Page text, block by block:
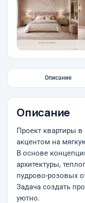
Описание
Описание
Проект квартиры
акцентом на
В основе
архитектуры,
пудрово-розовых
Задача создать
уютно.